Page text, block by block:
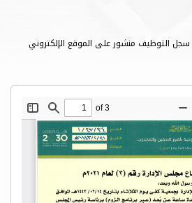
سجل التوظيف منشور على الموقع الإلكتروني